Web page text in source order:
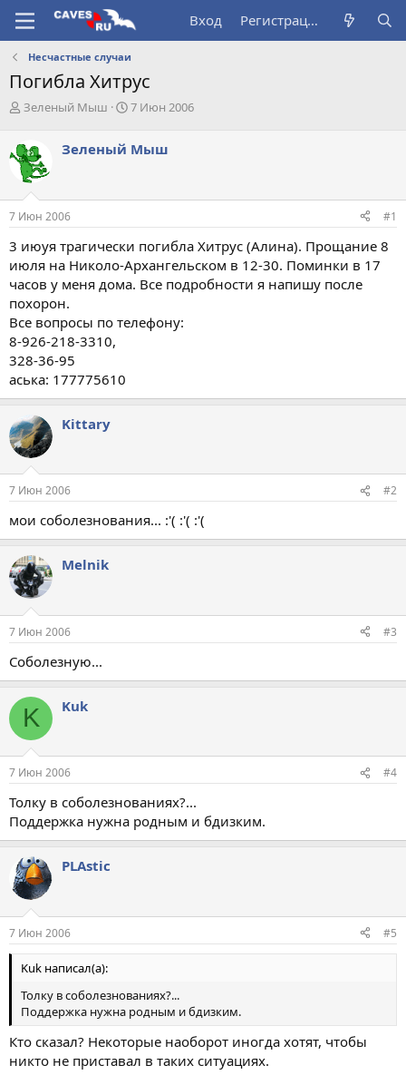
Вход Регистрация
Несчастные случаи
Погибла Хитрус
А
о
р
т
е
м
Зеленый Мыш
Д
а
ч
а
7 Июн 2006
Зеленый Мыш
7 Июн 2006 #1
3 июyя трагически погибла Хитрус (Алина). Прощание 8
июля на Николо-Архангельском в 12-30. Поминки в 17
часов у меня дома. Все подробности я напишу после
похорон.
Все вопросы по телефону:
8-926-218-3310,
328-36-95
аська: 177775610
Kittary
7 Июн 2006 #2
мои соболезнования... :'( :'( :'(
Melnik
7 Июн 2006 #3
Соболезную...
K Kuk
7 Июн 2006 #4
Толку в соболезнованиях?...
Поддержка нужна родным и бдизким.
PLAstic
7 Июн 2006 #5
Kuk написал(а):
Толку в соболезнованиях?...
Поддержка нужна родным и бдизким.
Кто сказал? Некоторые наоборот иногда хотят, чтобы
никто не приставал в таких ситуациях.